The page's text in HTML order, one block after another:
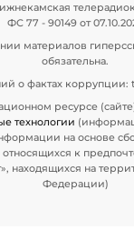
ФС 77 - 90149 от
материалов
обязательна.
о фактах
ресурсе
технологии
на основе
к
находящихся на
Федерации)